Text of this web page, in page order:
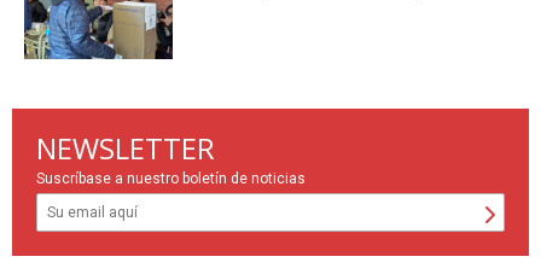
NEWSLETTER
Suscríbase a nuestro boletín de noticias